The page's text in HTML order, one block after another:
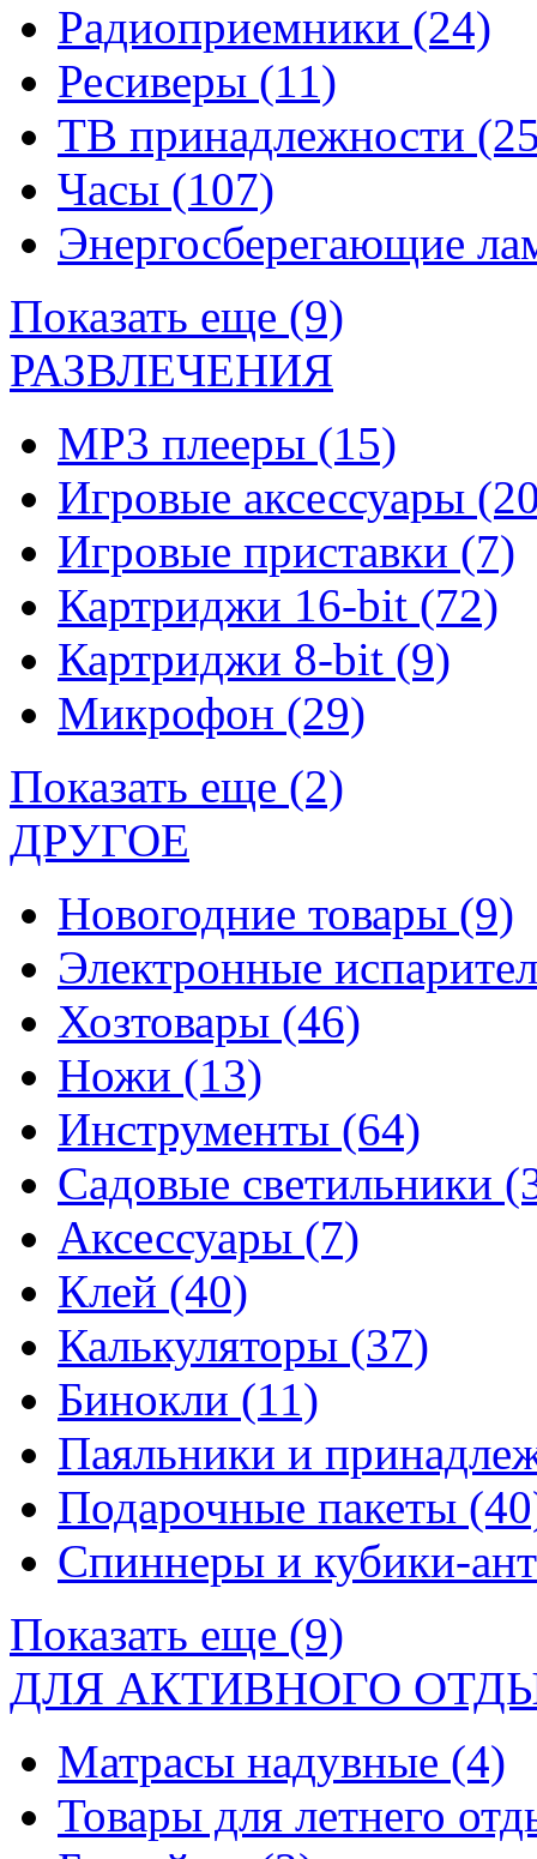
Радиоприемники (24)
Ресиверы (11)
ТВ принадлежности
Часы (107)
Энергосберегающие
Показать еще (9)
РАЗВЛЕЧЕНИЯ
MP3 плееры (15)
Игровые аксессуары
Игровые приставки (7)
Картриджи 16-bit (72)
Картриджи 8-bit (9)
Микрофон (29)
Показать еще (2)
ДРУГОЕ
Новогодние товары (9)
Электронные
Хозтовары (46)
Ножи (13)
Инструменты (64)
Садовые светильники
Аксессуары (7)
Клей (40)
Калькуляторы (37)
Бинокли (11)
Паяльники и
Подарочные пакеты
Спиннеры и кубики-
Показать еще (9)
ДЛЯ АКТИВНОГО
Матрасы надувные (4)
Товары для летнего